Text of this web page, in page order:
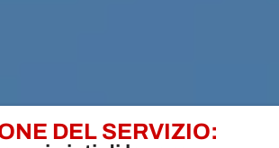
DEL SERVIZIO: